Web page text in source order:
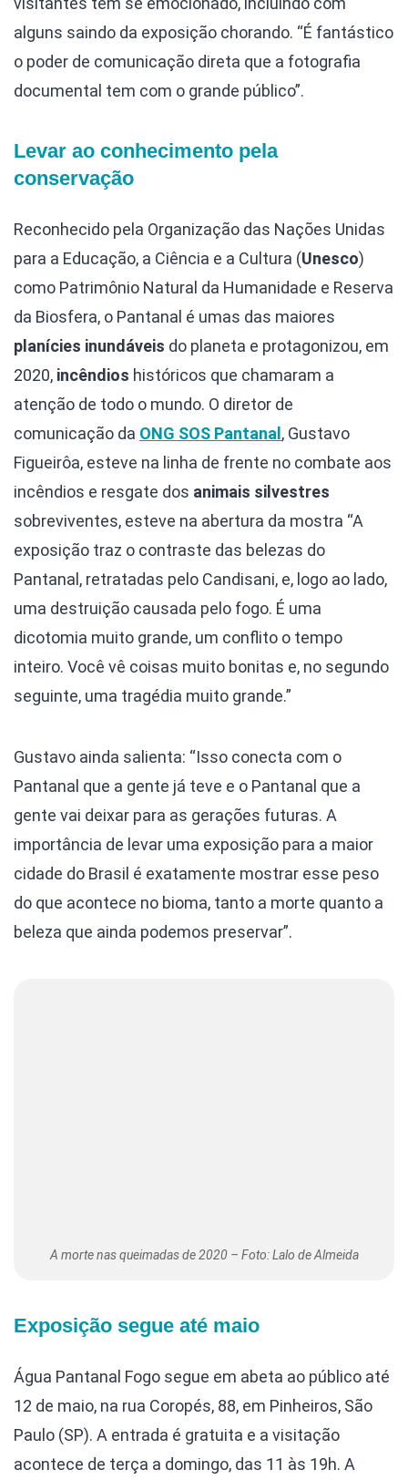
alguns saindo da exposição chorando. “É fantástico
o poder de comunicação direta que a fotografia
documental tem com o grande público”.
Levar ao conhecimento pela
conservação
Reconhecido pela Organização das Nações Unidas
para a Educação, a Ciência e a Cultura (Unesco)
como Patrimônio Natural da Humanidade e Reserva
da Biosfera, o Pantanal é umas das maiores
planícies inundáveis do planeta e protagonizou, em
2020, incêndios históricos que chamaram a
atenção de todo o mundo. O diretor de
comunicação da ONG SOS Pantanal, Gustavo
Figueirôa, esteve na linha de frente no combate aos
incêndios e resgate dos animais silvestres
sobreviventes, esteve na abertura da mostra “A
exposição traz o contraste das belezas do
Pantanal, retratadas pelo Candisani, e, logo ao lado,
uma destruição causada pelo fogo. É uma
dicotomia muito grande, um conflito o tempo
inteiro. Você vê coisas muito bonitas e, no segundo
seguinte, uma tragédia muito grande.”
Gustavo ainda salienta: “Isso conecta com o
Pantanal que a gente já teve e o Pantanal que a
gente vai deixar para as gerações futuras. A
importância de levar uma exposição para a maior
cidade do Brasil é exatamente mostrar esse peso
do que acontece no bioma, tanto a morte quanto a
beleza que ainda podemos preservar”.
A morte nas queimadas de 2020 – Foto: Lalo de Almeida
Exposição segue até maio
Água Pantanal Fogo segue em abeta ao público até
12 de maio, na rua Coropés, 88, em Pinheiros, São
Paulo (SP). A entrada é gratuita e a visitação
acontece de terça a domingo, das 11 às 19h. A